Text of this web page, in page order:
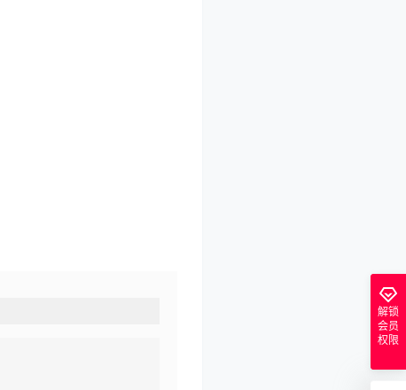
解锁
会员
权限